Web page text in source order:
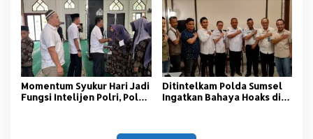
Momentum Syukur Hari Jadi
Fungsi Intelijen Polri, Polda
‎Ditintelkam Polda Sumsel
Ingatkan Bahaya Hoaks di